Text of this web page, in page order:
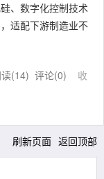
、数字化控制技术
适配下游制造业不
(14) 评论(0) 收
刷新页面 返回顶部